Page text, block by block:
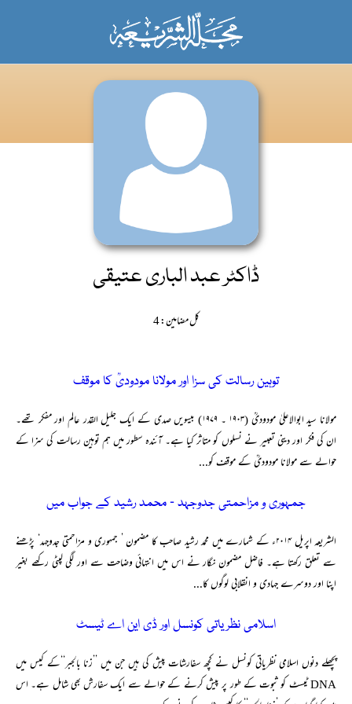
ڈاکٹر عبد الباری عتیقی
کل مضامین: 4
توہین رسالت کی سزا اور مولانا مودودیؒ کا موقف
مولانا سید ابوالاعلیٰ مودودیؒ (۱۹۰۳ ۔ ۱۹۷۹) بیسویں صدی کے ایک جلیل القدر عالم اور مفکر تھے۔
ان کی فکر اور دینی تعبیر نے نسلوں کو متاثر کیا ہے۔ آئندہ سطور میں ہم توہین رسالت کی سزا کے
حوالے سے مولانا مودودیؒ کے موقف کو...
جمہوری و مزاحمتی جدوجہد ۔ محمد رشید کے جواب میں
الشریعہ اپریل ۲۰۱۴ء کے شمارے میں محمد رشید صاحب کا مضمون ’ جمہوری و مزاحمتی جدوجہد‘ پڑھنے
سے تعلق رکھتا ہے۔ فاضل مضمون نگار نے اس میں انتہائی وضاحت سے اور لگی لپٹی رکھے بغیر
اپنا اور دوسرے جہادی و انقلابی لوگوں کا...
اسلامی نظریاتی کونسل اور ڈی این اے ٹیسٹ
پچھلے دنوں اسلامی نظریاتی کونسل نے کچھ سفارشات پیش کی ہیں جن میں ’’زنا بالجبر‘‘کے کیس میں
DNA ٹیسٹ کو ثبوت کے طور پر پیش کرنے کے حوالے سے ایک سفارش بھی شامل ہے۔ اس